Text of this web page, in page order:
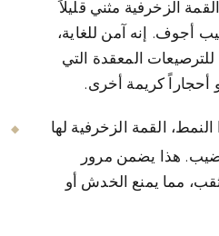
الزخرفية مثني قليلاً
أجوف. إنه آمن للغاية،
المعقدة التي
أحجاراً كريمة أخرى.
القمة الزخرفية لها
هذا يضمن مرور
مما يمنع الخدش أو